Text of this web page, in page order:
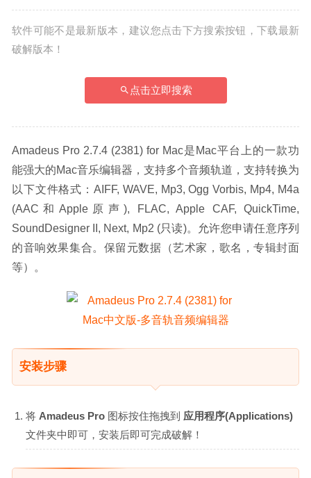
软件可能不是最新版本，建议您点击下方搜索按钮，下载最新
破解版本！
点击立即搜索
Amadeus Pro 2.7.4 (2381) for Mac是Mac平台上的一款功
能强大的Mac音乐编辑器，支持多个音频轨道，支持转换为
以下文件格式：AIFF, WAVE, Mp3, Ogg Vorbis, Mp4, M4a
(AAC和Apple原声), FLAC, Apple CAF, QuickTime,
SoundDesigner II, Next, Mp2 (只读)。允许您申请任意序列
的音响效果集合。保留元数据（艺术家，歌名，专辑封面
等）。
安装步骤
将 Amadeus Pro 图标按住拖拽到 应用程序(Applications)
文件夹中即可，安装后即可完成破解！